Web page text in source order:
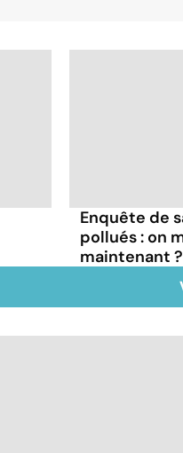
Enquête de
pollués : on
maintenant ?